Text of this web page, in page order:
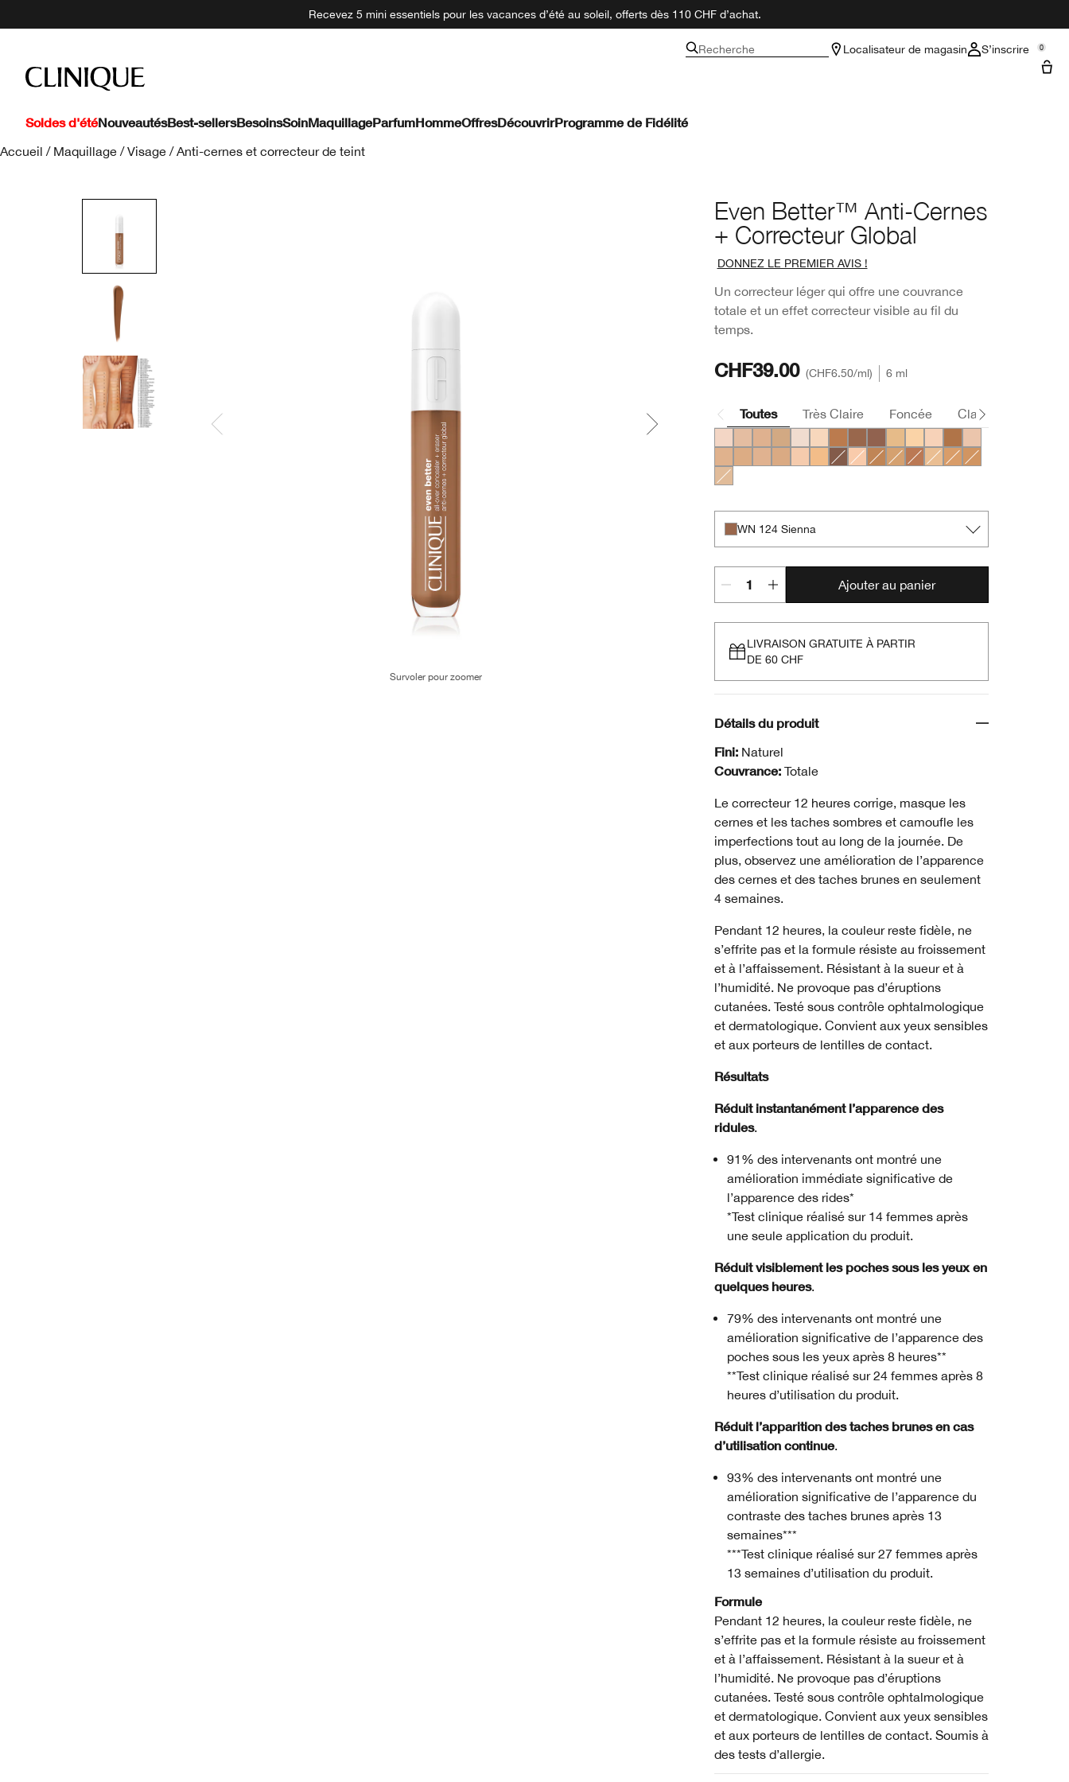
Recevez 5 mini essentiels pour les vacances d’été au soleil, offerts dès 110 CHF d’achat.
Recherche Localisateur de magasin S’inscrire 0
Soldes d'étéNouveautésBest-sellersBesoinsSoinMaquillageParfumHommeOffresDécouvrirProgramme de Fidélité
Accueil / Maquillage / Visage / Anti-cernes et correcteur de teint
Even Better™ Anti-Cernes
+ Correcteur Global
DONNEZ LE PREMIER AVIS !
Un correcteur léger qui offre une couvrance
totale et un effet correcteur visible au fil du
temps.
Survoler pour zoomer
CHF39.00 CHF6.50/ml 6 ml
Toutes Très Claire Foncée Claire
CN 40 Cream Chamois
CN 90 Sand
WN 01 Flax
WN 04 Bone
WN 114 Golden
WN 124 Sienna
WN 125 Mahogany
WN 48 Oat
CN 08 Linen
CN 10 Alabaster
CN 116 Spice
CN 28 Ivory
CN 52 Neutral
WN 124 Sienna
Ajouter au panier
LIVRAISON GRATUITE À PARTIR
DE 60 CHF
Détails du produit
Fini: Naturel
Couvrance: Totale
Le correcteur 12 heures corrige, masque les
cernes et les taches sombres et camoufle les
imperfections tout au long de la journée. De
plus, observez une amélioration de l’apparence
des cernes et des taches brunes en seulement
4 semaines.
Pendant 12 heures, la couleur reste fidèle, ne
s’effrite pas et la formule résiste au froissement
et à l’affaissement. Résistant à la sueur et à
l’humidité. Ne provoque pas d’éruptions
cutanées. Testé sous contrôle ophtalmologique
et dermatologique. Convient aux yeux sensibles
et aux porteurs de lentilles de contact.
Résultats
Réduit instantanément l’apparence des
ridules.
91% des intervenants ont montré une
amélioration immédiate significative de
l’apparence des rides*
*Test clinique réalisé sur 14 femmes après
une seule application du produit.
Réduit visiblement les poches sous les yeux en
quelques heures.
79% des intervenants ont montré une
amélioration significative de l’apparence des
poches sous les yeux après 8 heures**
**Test clinique réalisé sur 24 femmes après 8
heures d’utilisation du produit.
Réduit l’apparition des taches brunes en cas
d’utilisation continue.
93% des intervenants ont montré une
amélioration significative de l’apparence du
contraste des taches brunes après 13
semaines***
***Test clinique réalisé sur 27 femmes après
13 semaines d’utilisation du produit.
Formule
Pendant 12 heures, la couleur reste fidèle, ne
s’effrite pas et la formule résiste au froissement
et à l’affaissement. Résistant à la sueur et à
l’humidité. Ne provoque pas d’éruptions
cutanées. Testé sous contrôle ophtalmologique
et dermatologique. Convient aux yeux sensibles
et aux porteurs de lentilles de contact. Soumis à
des tests d’allergie.